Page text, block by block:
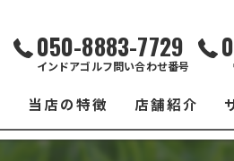
050-8883-7729
インドアゴルフ問い合わせ番号
当店の特徴 店舗紹介